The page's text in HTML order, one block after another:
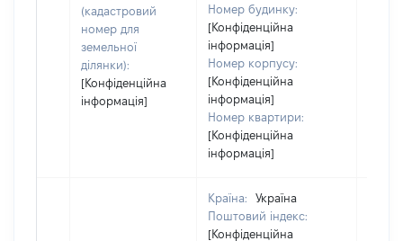
(кадастровий
номер для
земельної
ділянки):
[Конфіденційна
інформація]
Номер будинку:
[Конфіденційна
інформація]
Номер корпусу:
[Конфіденційна
інформація]
Номер квартири:
[Конфіденційна
інформація]
Країна:
Україна
Поштовий індекс:
[Конфіденційна